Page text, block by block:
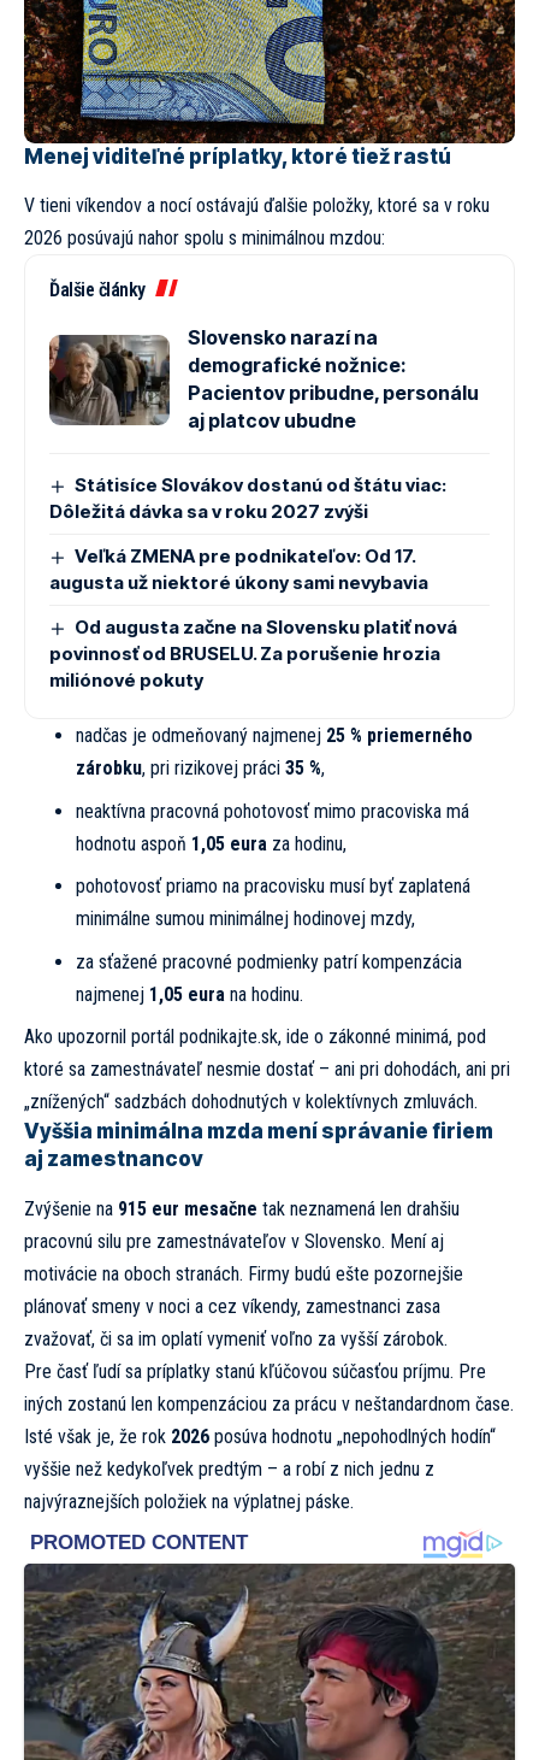
Menej viditeľné príplatky, ktoré tiež rastú
V tieni víkendov a nocí ostávajú ďalšie položky, ktoré sa v roku
2026 posúvajú nahor spolu s minimálnou mzdou:
Ďalšie články
Slovensko narazí na
demografické nožnice:
Pacientov pribudne, personálu
aj platcov ubudne
Státisíce Slovákov dostanú od štátu viac:
Dôležitá dávka sa v roku 2027 zvýši
Veľká ZMENA pre podnikateľov: Od 17.
augusta už niektoré úkony sami nevybavia
Od augusta začne na Slovensku platiť nová
povinnosť od BRUSELU. Za porušenie hrozia
miliónové pokuty
nadčas je odmeňovaný najmenej 25 % priemerného
zárobku, pri rizikovej práci 35 %,
neaktívna pracovná pohotovosť mimo pracoviska má
hodnotu aspoň 1,05 euraza hodinu,
pohotovosť priamo na pracovisku musí byť zaplatená
minimálne sumou minimálnej hodinovej mzdy,
za sťažené pracovné podmienky patrí kompenzácia
najmenej 1,05 eurana hodinu.
Ako upozornil portál podnikajte.sk, ide o zákonné minimá, pod
ktoré sa zamestnávateľ nesmie dostať – ani pri dohodách, ani pri
„znížených“ sadzbách dohodnutých v kolektívnych zmluvách.
Vyššia minimálna mzda mení správanie firiem
aj zamestnancov
Zvýšenie na 915 eur mesačne tak neznamená len drahšiu
pracovnú silu pre zamestnávateľov v Slovensko. Mení aj
motivácie na oboch stranách. Firmy budú ešte pozornejšie
plánovať smeny v noci a cez víkendy, zamestnanci zasa
zvažovať, či sa im oplatí vymeniť voľno za vyšší zárobok.
Pre časť ľudí sa príplatky stanú kľúčovou súčasťou príjmu. Pre
iných zostanú len kompenzáciou za prácu v neštandardnom čase.
Isté však je, že rok 2026 posúva hodnotu „nepohodlných hodín“
vyššie než kedykoľvek predtým – a robí z nich jednu z
najvýraznejších položiek na výplatnej páske.